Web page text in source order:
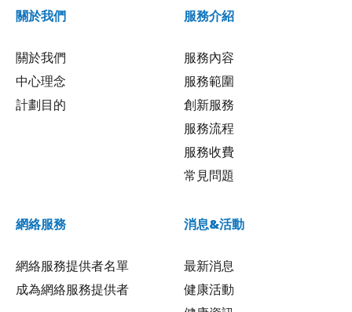
關於我們
關於我們
中心理念
計劃目的
服務介紹
服務內容
服務範圍
創新服務
服務流程
服務收費
常見問題
網絡服務
網絡服務提供者名單
成為網絡服務提供者
消息&活動
最新消息
健康活動